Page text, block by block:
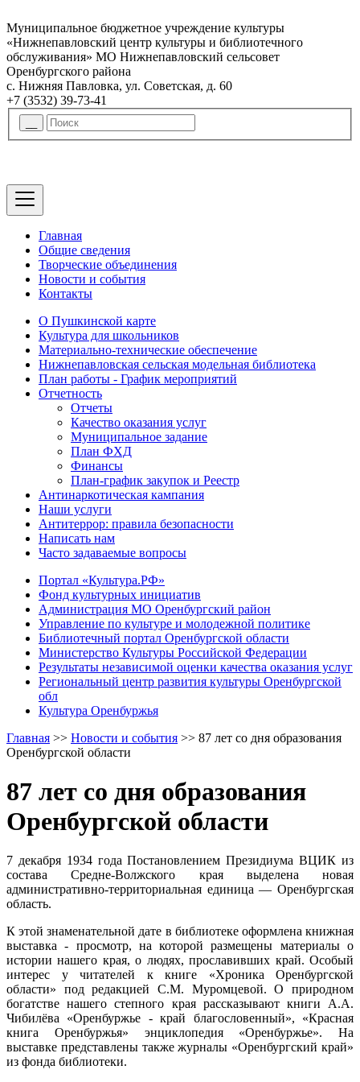
Муниципальное бюджетное учреждение культуры
«Нижнепавловский центр культуры и библиотечного
обслуживания» МО Нижнепавловский сельсовет
Оренбургского района
с. Нижняя Павловка, ул. Советская, д. 60
+7 (3532) 39-73-41
Главная
Общие сведения
Творческие объединения
Новости и события
Контакты
О Пушкинской карте
Культура для школьников
Материально-технические обеспечение
Нижнепавловская сельская модельная библиотека
План работы - График мероприятий
Отчетность
Отчеты
Качество оказания услуг
Муниципальное задание
План ФХД
Финансы
План-график закупок и Реестр
Антинаркотическая кампания
Наши услуги
Антитеррор: правила безопасности
Написать нам
Часто задаваемые вопросы
Портал «Культура.РФ»
Фонд культурных инициатив
Администрация МО Оренбургский район
Управление по культуре и молодежной политике
Библиотечный портал Оренбургской области
Министерство Культуры Российской Федерации
Результаты независимой оценки качества оказания услуг
Региональный центр развития культуры Оренбургской
обл
Культура Оренбуржья
Главная >> Новости и события >> 87 лет со дня образования
Оренбургской области
87 лет со дня образования
Оренбургской области
7 декабря 1934 года Постановлением Президиума ВЦИК из
состава Средне-Волжского края выделена новая
административно-территориальная единица — Оренбургская
область.
К этой знаменательной дате в библиотеке оформлена книжная
выставка - просмотр, на которой размещены материалы о
истории нашего края, о людях, прославивших край. Особый
интерес у читателей к книге «Хроника Оренбургской
области» под редакцией С.М. Муромцевой. О природном
богатстве нашего степного края рассказывают книги А.А.
Чибилёва «Оренбуржье - край благословенный», «Красная
книга Оренбуржья» энциклопедия «Оренбуржье». На
выставке представлены также журналы «Оренбургский край»
из фонда библиотеки.